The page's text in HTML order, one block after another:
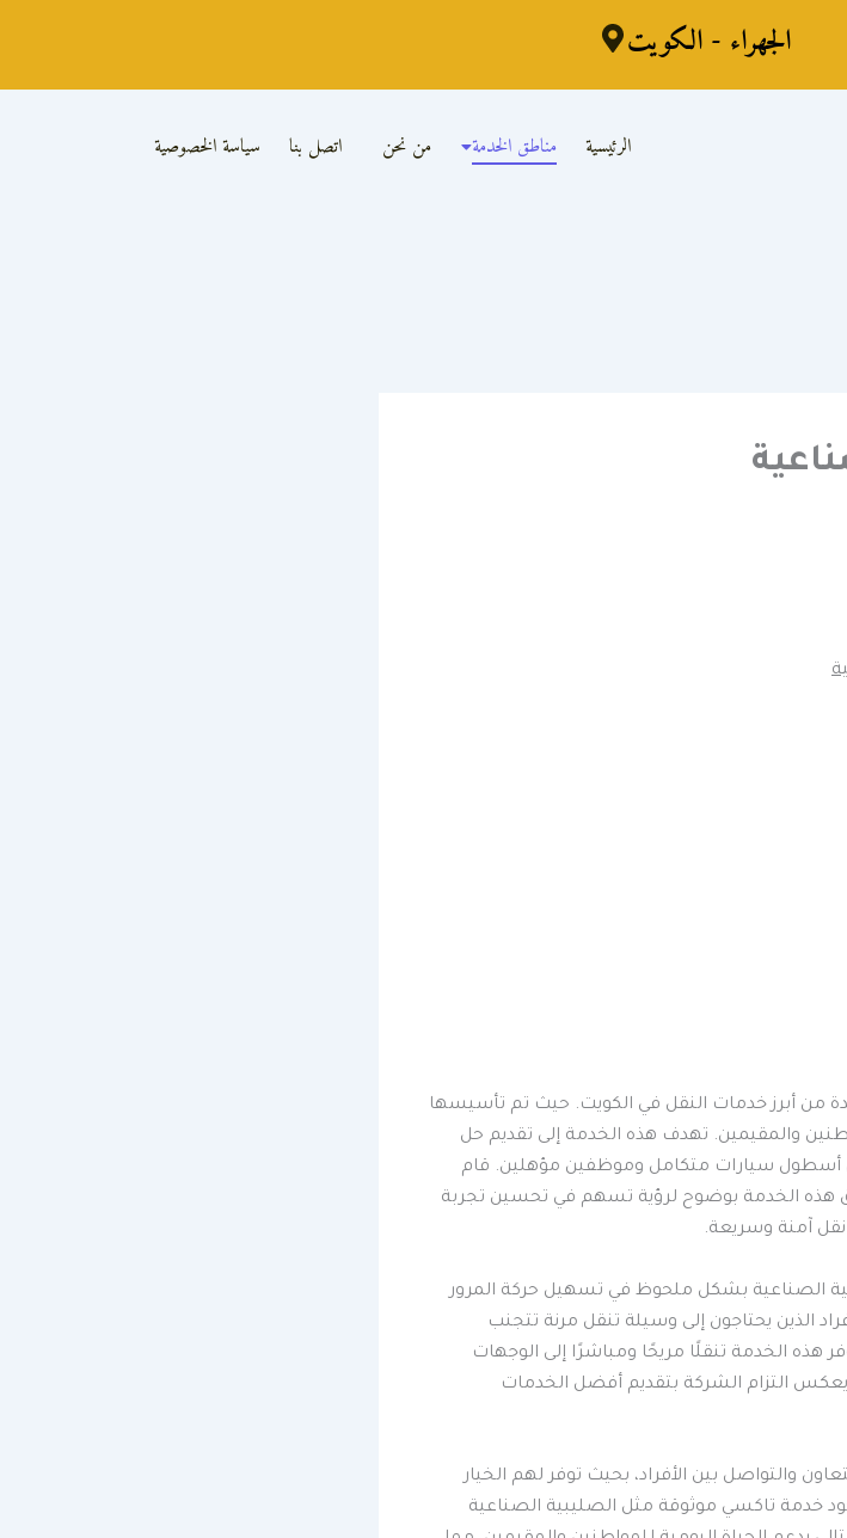
الجهراء - الكويت
الرئيسية مناطق الخدمة من نحن اتصل بنا سياسة الخصوصية
من أبرز خدمات النقل في الكويت. حيث تم تأسيسها
والمقيمين. تهدف هذه الخدمة إلى تقديم حل
أسطول سيارات متكامل وموظفين مؤهلين. قام
هذه الخدمة بوضوح لرؤية تسهم في تحسين تجربة
آمنة وسريعة.
الصناعية بشكل ملحوظ في تسهيل حركة المرور
يحتاجون إلى وسيلة تنقل مرنة تتجنب
هذه الخدمة تنقلًا مريحًا ومباشرًا إلى الوجهات
يعكس التزام الشركة بتقديم أفضل الخدمات
والتواصل بين الأفراد، بحيث توفر لهم الخيار
خدمة تاكسي موثوقة مثل الصليبية الصناعية